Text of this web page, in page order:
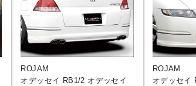
ROJAM
オデッセイ RB1/2 オデッセイ
ROJAM
オデッセイ